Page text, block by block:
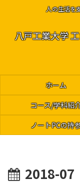
人の生活を
八戸工業大学
ホーム
コース/学科紹
ノートPCの持
2018-07